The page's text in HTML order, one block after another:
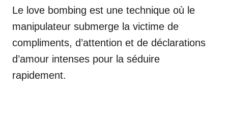
Le love bombing est une technique où le
manipulateur submerge la victime de
compliments, d’attention et de déclarations
d’amour intenses pour la séduire
rapidement.